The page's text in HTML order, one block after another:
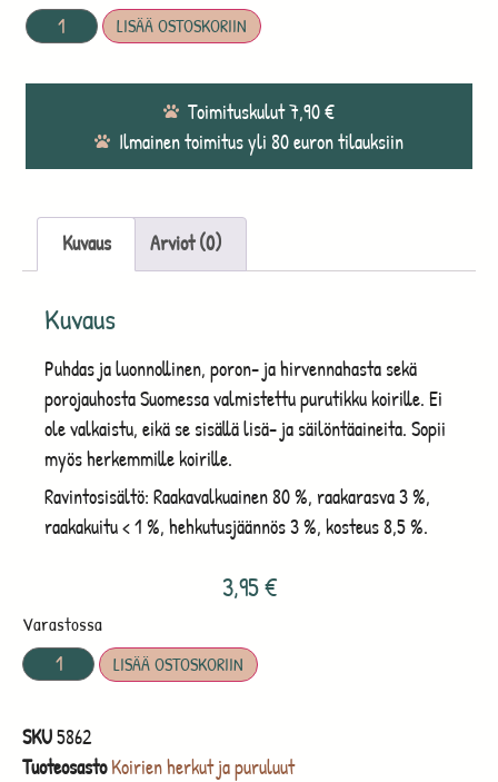
LISÄÄ OSTOSKORIIN
Toimituskulut 7,90 €
Ilmainen toimitus yli 80 euron tilauksiin
Kuvaus Arviot (0)
Kuvaus
Puhdas ja luonnollinen, poron- ja hirvennahasta sekä
porojauhosta Suomessa valmistettu purutikku koirille. Ei
ole valkaistu, eikä se sisällä lisä- ja säilöntäaineita. Sopii
myös herkemmille koirille.
Ravintosisältö: Raakavalkuainen 80 %, raakarasva 3 %,
raakakuitu < 1 %, hehkutusjäännös 3 %, kosteus 8,5 %.
3,95€
Varastossa
LISÄÄ OSTOSKORIIN
SKU5862
Tuoteosasto Koirien herkut ja puruluut